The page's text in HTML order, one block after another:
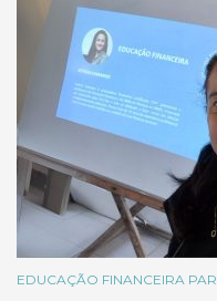
EDUCAÇÃO FINANCEIRA